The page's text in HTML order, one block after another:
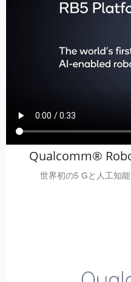
Qualcomm®
世界初の5 Gと人工知